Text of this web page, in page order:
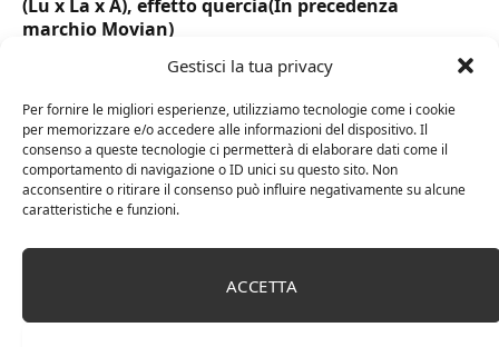
Gestisci la tua privacy
Per fornire le migliori esperienze, utilizziamo tecnologie come i cookie
per memorizzare e/o accedere alle informazioni del dispositivo. Il
consenso a queste tecnologie ci permetterà di elaborare dati come il
comportamento di navigazione o ID unici su questo sito. Non
acconsentire o ritirare il consenso può influire negativamente su alcune
caratteristiche e funzioni.
ACCETTA
(Lu x La x A), effetto quercia(In precedenza
marchio Movian)